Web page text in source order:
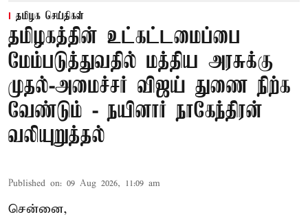
தமிழக செய்திகள்
தமிழகத்தின் உட்கட்டமைப்பை
மேம்படுத்துவதில் மத்திய அரசுக்கு
முதல்-அமைச்சர் விஜய் துணை நிற்க
வேண்டும் - நயினார் நாகேந்திரன்
வலியுறுத்தல்
Published on: 09 Aug 2026, 11:09 am
சென்னை,